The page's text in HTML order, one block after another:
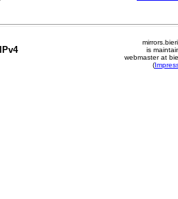
IPv4
is
webmaster at
(